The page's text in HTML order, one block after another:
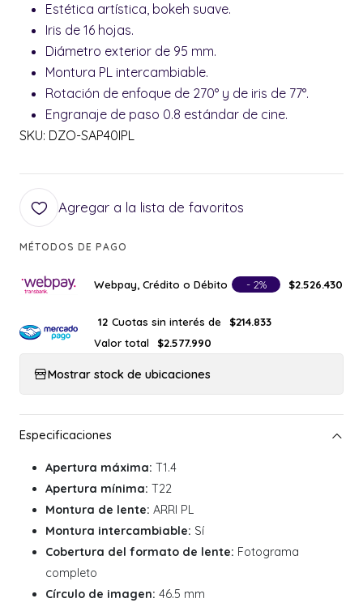
Estética artística, bokeh suave.
Iris de 16 hojas.
Diámetro exterior de 95 mm.
Montura PL intercambiable.
Rotación de enfoque de 270° y de iris de 77°.
Engranaje de paso 0.8 estándar de cine.
SKU: DZO-SAP40IPL
Agregar a la lista de favoritos
MÉTODOS DE PAGO
Webpay, Crédito o Débito - 2% $2.526.430
12 Cuotas sin interés de
$214.833
Valor total
$2.577.990
Mostrar stock de ubicaciones
Apertura máxima: T1.4
Apertura mínima: T22
Montura de lente: ARRI PL
Montura intercambiable: Sí
Cobertura del formato de lente: Fotograma
completo
Círculo de imagen: 46.5 mm